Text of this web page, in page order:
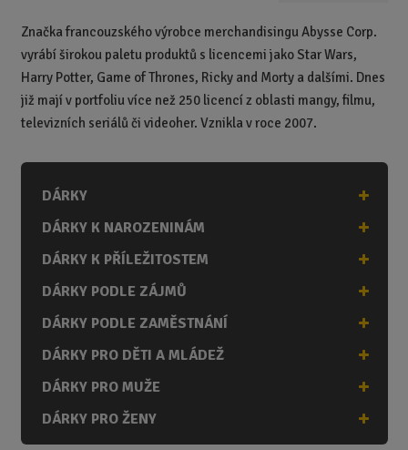
a
n
a
Značka francouzského výrobce merchandisingu Abysse Corp.
vyrábí širokou paletu produktů s licencemi jako Star Wars,
Harry Potter, Game of Thrones, Ricky and Morty a dalšími. Dnes
již mají v portfoliu více než 250 licencí z oblasti mangy, filmu,
televizních seriálů či videoher. Vznikla v roce 2007.
DÁRKY
DÁRKY K NAROZENINÁM
DÁRKY K PŘÍLEŽITOSTEM
DÁRKY PODLE ZÁJMŮ
DÁRKY PODLE ZAMĚSTNÁNÍ
DÁRKY PRO DĚTI A MLÁDEŽ
DÁRKY PRO MUŽE
DÁRKY PRO ŽENY